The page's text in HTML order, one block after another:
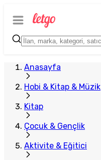
Anasayfa
Hobi & Kitap & Müzik
Kitap
Çocuk & Gençlik
Aktivite & Eğitici